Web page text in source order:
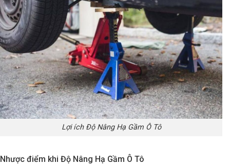
Lợi ích Độ Nâng Hạ Gầm Ô Tô
Nhược điểm khi Độ Nâng Hạ Gầm Ô Tô